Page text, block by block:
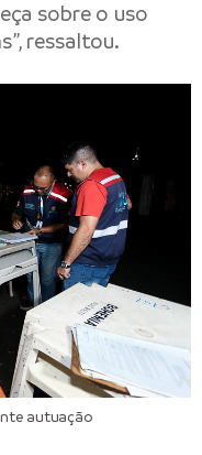
sobre o uso
ressaltou.
autuação